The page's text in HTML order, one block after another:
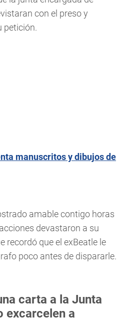
con el preso y
petición.
manuscritos y dibujos de
amable contigo horas
devastaron a su
recordó que el exBeatle le
poco antes de dispararle.
carta a la Junta
excarcelen a